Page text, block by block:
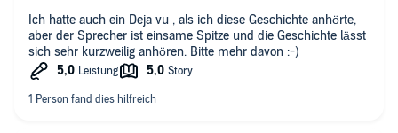
Werte wie Zusammenhalt, Freundschaft und die Macht der
Worte sind zentrale Themen. Alles ist jugendgerecht
aufgearbeitet, hat mich jedoch auch als Erwachsene (Anfang
30) überzeugt.
Ich hatte auch ein Deja vu , als ich diese Geschichte anhörte,
aber der Sprecher ist einsame Spitze und die Geschichte lässt
sich sehr kurzweilig anhören. Bitte mehr davon :-)